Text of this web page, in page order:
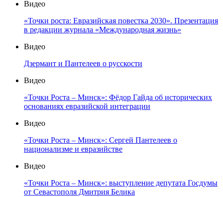
Видео
«Точки роста: Евразийская повестка 2030». Презентация
в редакции журнала «Международная жизнь»
Видео
Дзермант и Пантелеев о русскости
Видео
«Точки Роста – Минск»: Фёдор Гайда об исторических
основаниях евразийской интеграции
Видео
«Точки Роста – Минск»: Сергей Пантелеев о
национализме и евразийстве
Видео
«Точки Роста – Минск»: выступление депутата Госдумы
от Севастополя Дмитрия Белика